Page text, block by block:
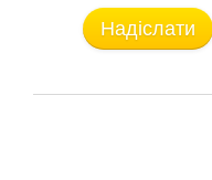
Надіслати